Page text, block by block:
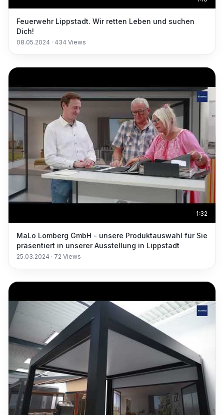
Feuerwehr Lippstadt. Wir retten Leben und suchen
Dich!
08.05.2024 · 434 Views
1:32
MaLo Lomberg GmbH - unsere Produktauswahl für Sie
präsentiert in unserer Ausstellung in Lippstadt
25.03.2024 · 72 Views